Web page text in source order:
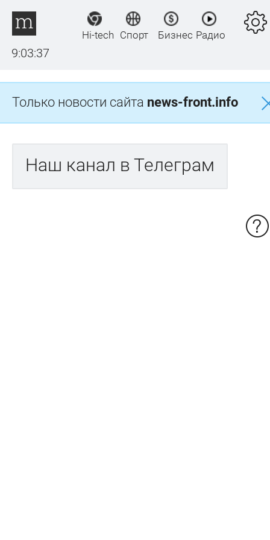
9:03:37
Hi-tech Спорт Бизнес Радио
Только новости сайта news-front.info
Наш канал в Телеграм